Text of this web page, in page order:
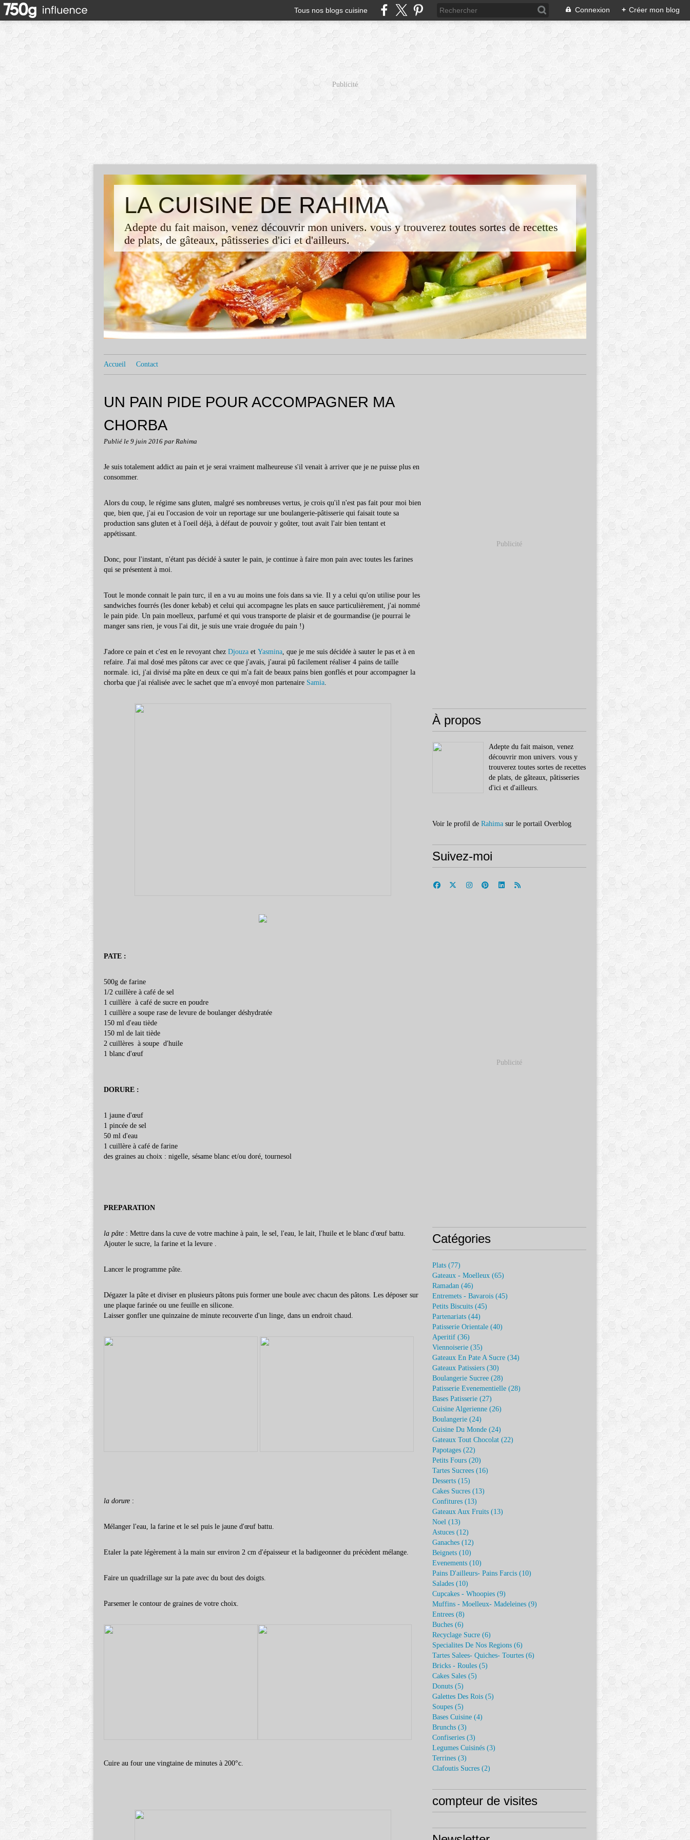
Tous nos blogs cuisine Connexion + Créer mon blog
Publicité
LA CUISINE DE RAHIMA
Adepte du fait maison, venez découvrir mon univers. vous y trouverez toutes sortes de recettes
de plats, de gâteaux, pâtisseries d'ici et d'ailleurs.
Accueil Contact
UN PAIN PIDE POUR ACCOMPAGNER MA
CHORBA
Publié le 9 juin 2016 par Rahima
Je suis totalement addict au pain et je serai vraiment malheureuse s'il venait à arriver que je ne puisse plus en
consommer.
Alors du coup, le régime sans gluten, malgré ses nombreuses vertus, je crois qu'il n'est pas fait pour moi bien
que, bien que, j'ai eu l'occasion de voir un reportage sur une boulangerie-pâtisserie qui faisait toute sa
production sans gluten et à l'oeil déjà, à défaut de pouvoir y goûter, tout avait l'air bien tentant et
appétissant.
Donc, pour l'instant, n'étant pas décidé à sauter le pain, je continue à faire mon pain avec toutes les farines
qui se présentent à moi.
Tout le monde connait le pain turc, il en a vu au moins une fois dans sa vie. Il y a celui qu'on utilise pour les
sandwiches fourrés (les doner kebab) et celui qui accompagne les plats en sauce particulièrement, j'ai nommé
le pain pide. Un pain moelleux, parfumé et qui vous transporte de plaisir et de gourmandise (je pourrai le
manger sans rien, je vous l'ai dit, je suis une vraie droguée du pain !)
J'adore ce pain et c'est en le revoyant chez Djouza et Yasmina, que je me suis décidée à sauter le pas et à en
refaire. J'ai mal dosé mes pâtons car avec ce que j'avais, j'aurai pû facilement réaliser 4 pains de taille
normale. ici, j'ai divisé ma pâte en deux ce qui m'a fait de beaux pains bien gonflés et pour accompagner la
chorba que j'ai réalisée avec le sachet que m'a envoyé mon partenaire Samia.
PATE :
500g de farine
1/2 cuillère à café de sel
1 cuillère à café de sucre en poudre
1 cuillère a soupe rase de levure de boulanger déshydratée
150 ml d'eau tiède
150 ml de lait tiède
2 cuillères à soupe d'huile
1 blanc d'œuf
DORURE :
1 jaune d'œuf
1 pincée de sel
50 ml d'eau
1 cuillère à café de farine
des graines au choix : nigelle, sésame blanc et/ou doré, tournesol
PREPARATION
la pâte : Mettre dans la cuve de votre machine à pain, le sel, l'eau, le lait, l'huile et le blanc d'œuf battu.
Ajouter le sucre, la farine et la levure .
Lancer le programme pâte.
Dégazer la pâte et diviser en plusieurs pâtons puis former une boule avec chacun des pâtons. Les déposer sur
une plaque farinée ou une feuille en silicone.
Laisser gonfler une quinzaine de minute recouverte d'un linge, dans un endroit chaud.
la dorure :
Mélanger l'eau, la farine et le sel puis le jaune d'œuf battu.
Etaler la pate légèrement à la main sur environ 2 cm d'épaisseur et la badigeonner du précèdent mélange.
Faire un quadrillage sur la pate avec du bout des doigts.
Parsemer le contour de graines de votre choix.
Cuire au four une vingtaine de minutes à 200°c.
Publicité
À propos
Adepte du fait maison, venez
découvrir mon univers. vous y
trouverez toutes sortes de recettes
de plats, de gâteaux, pâtisseries
d'ici et d'ailleurs.
Voir le profil de Rahima sur le portail Overblog
Suivez-moi
Publicité
Catégories
Plats (77)
Gateaux - Moelleux (65)
Ramadan (46)
Entremets - Bavarois (45)
Petits Biscuits (45)
Partenariats (44)
Patisserie Orientale (40)
Aperitif (36)
Viennoiserie (35)
Gateaux En Pate A Sucre (34)
Gateaux Patissiers (30)
Boulangerie Sucree (28)
Patisserie Evenementielle (28)
Bases Patisserie (27)
Cuisine Algerienne (26)
Boulangerie (24)
Cuisine Du Monde (24)
Gateaux Tout Chocolat (22)
Papotages (22)
Petits Fours (20)
Tartes Sucrees (16)
Desserts (15)
Cakes Sucres (13)
Confitures (13)
Gateaux Aux Fruits (13)
Noel (13)
Astuces (12)
Ganaches (12)
Beignets (10)
Evenements (10)
Pains D'ailleurs- Pains Farcis (10)
Salades (10)
Cupcakes - Whoopies (9)
Muffins - Moelleux- Madeleines (9)
Entrees (8)
Buches (6)
Recyclage Sucre (6)
Specialites De Nos Regions (6)
Tartes Salees- Quiches- Tourtes (6)
Bricks - Roules (5)
Cakes Sales (5)
Donuts (5)
Galettes Des Rois (5)
Soupes (5)
Bases Cuisine (4)
Brunchs (3)
Confiseries (3)
Legumes Cuisinés (3)
Terrines (3)
Clafoutis Sucres (2)
compteur de visites